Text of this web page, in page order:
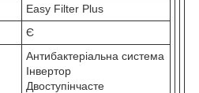
Easy Filter Plus
Є
Антибактеріальна система
Інвертор
Двоступінчасте